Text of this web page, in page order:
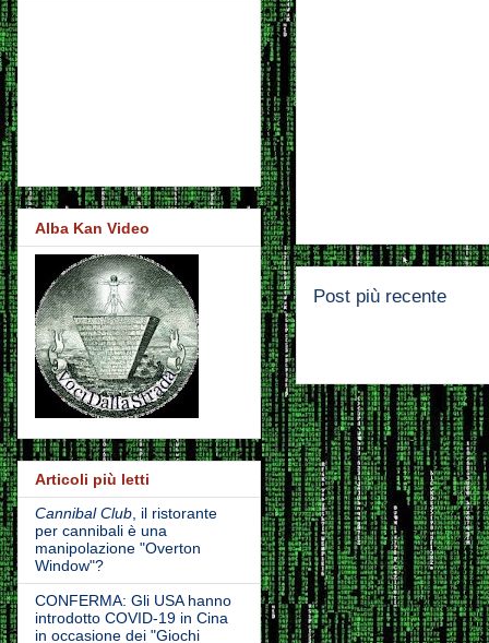
Post più recente
Alba Kan Video
Articoli più letti
Cannibal Club, il ristorante
per cannibali è una
manipolazione "Overton
Window"?
CONFERMA: Gli USA hanno
introdotto COVID-19 in Cina
in occasione dei "Giochi